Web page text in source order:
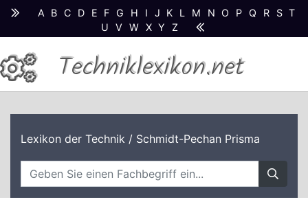
A B C D E F G H I J K L M N O P Q R S T
U
V W X Y Z
Techniklexikon.net
Lexikon der Technik / Schmidt-Pechan Prisma